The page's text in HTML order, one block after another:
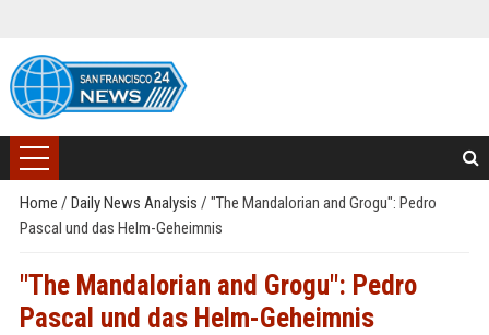
Home / Daily News Analysis / "The Mandalorian and Grogu": Pedro
Pascal und das Helm-Geheimnis
"The Mandalorian and Grogu": Pedro
Pascal und das Helm-Geheimnis